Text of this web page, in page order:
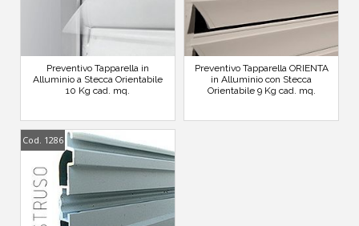
Preventivo Tapparella in
Alluminio a Stecca Orientabile
10 Kg cad. mq.
Preventivo Tapparella ORIENTA
in Alluminio con Stecca
Orientabile 9 Kg cad. mq.
Cod. 1286